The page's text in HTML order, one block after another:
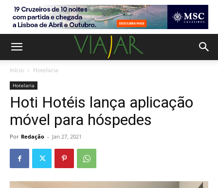
Início Hotelaria
Hotelaria
Hoti Hotéis lança aplicação
móvel para hóspedes
Por Redação - Jan 27, 2021